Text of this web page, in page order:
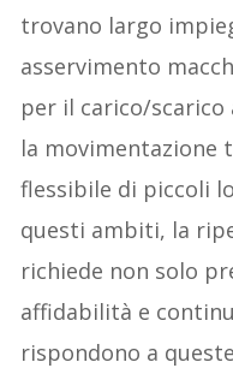
trovano largo
asservimento
per il carico/
la movimentazione
flessibile di piccoli
questi ambiti, la
richiede non solo
affidabilità e
rispondono a